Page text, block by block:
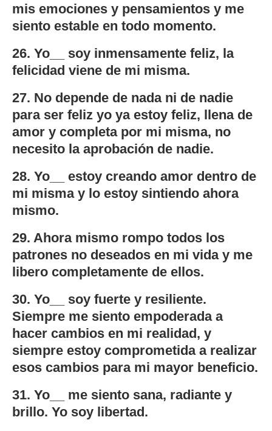
mis emociones y pensamientos y me
siento estable en todo momento.
26. Yo__ soy inmensamente feliz, la
felicidad viene de mi misma.
27. No depende de nada ni de nadie
para ser feliz yo ya estoy feliz, llena de
amor y completa por mi misma, no
necesito la aprobación de nadie.
28. Yo__ estoy creando amor dentro de
mi misma y lo estoy sintiendo ahora
mismo.
29. Ahora mismo rompo todos los
patrones no deseados en mi vida y me
libero completamente de ellos.
30. Yo__ soy fuerte y resiliente.
Siempre me siento empoderada a
hacer cambios en mi realidad, y
siempre estoy comprometida a realizar
esos cambios para mi mayor beneficio.
31. Yo__ me siento sana, radiante y
brillo. Yo soy libertad.